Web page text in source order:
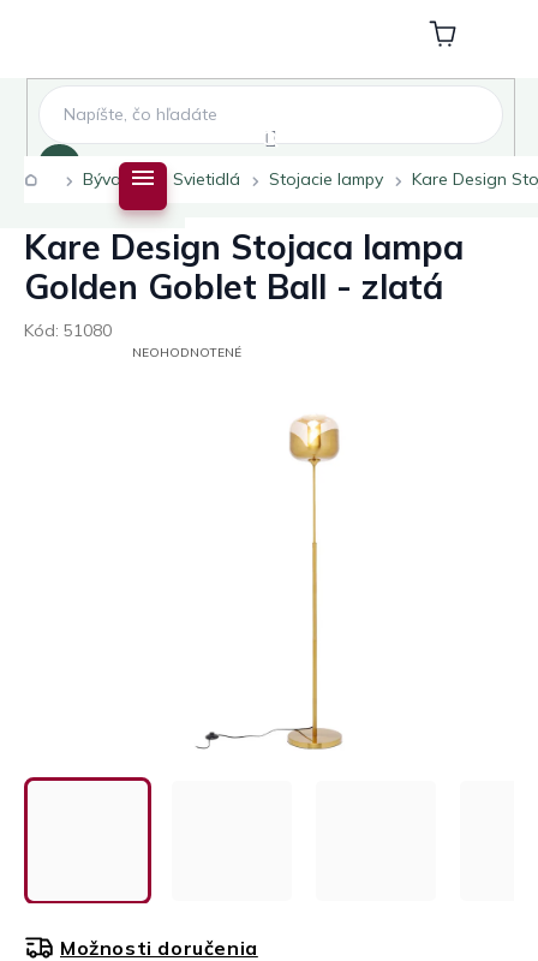
Nákupný
košík
Domov
Bývanie Svietidlá Stojacie lampy Kare Design
Kare Design Stojaca lampa
Golden Goblet Ball - zlatá
Kód: 51080
PRIEMERNÉNEOHODNOTENÉ
Možnosti doručenia